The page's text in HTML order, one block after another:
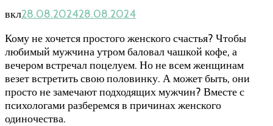
вкл28.08.202428.08.2024
Кому не хочется простого женского счастья? Чтобы
любимый мужчина утром баловал чашкой кофе, а
вечером встречал поцелуем. Но не всем женщинам
везет встретить свою половинку. А может быть, они
просто не замечают подходящих мужчин? Вместе с
психологами разберемся в причинах женского
одиночества.